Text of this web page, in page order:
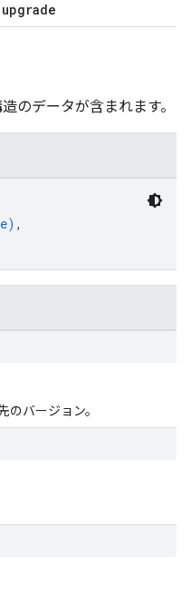
のデータが含まれます。
) ,
のバージョン。